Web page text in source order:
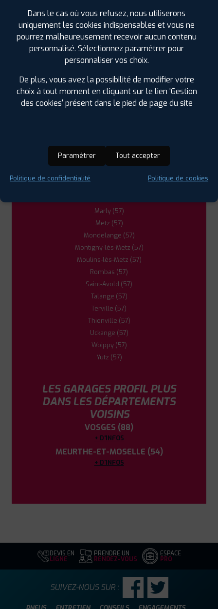
LES GARAGES PROFIL PLUS
DANS LES VILLES À PROXIMITÉ
Amnéville (57)
Creutzwald (57)
Fameck (57)
Faulquemont (57)
Hagondange (57)
Hombourg-Haut (57)
Marly (57)
Metz (57)
Mondelange (57)
Montigny-lès-Metz (57)
Moulins-lès-Metz (57)
Rombas (57)
Saint-Avold (57)
Talange (57)
Terville (57)
Thionville (57)
Uckange (57)
Woippy (57)
Yutz (57)
LES GARAGES PROFIL PLUS
DANS LES DÉPARTEMENTS
VOISINS
VOSGES (88)
+ D'INFOS
MEURTHE-ET-MOSELLE (54)
+ D'INFOS
DEVIS EN
LIGNE
PRENDRE UN
RENDEZ-VOUS
ESPACE
PRO
SUIVEZ-NOUS SUR :
Dans le cas où vous refusez, nous utiliserons
uniquement les cookies indispensables et vous ne
pourrez malheureusement recevoir aucun contenu
personnalisé. Sélectionnez paramétrer pour
personnaliser vos choix.
De plus, vous avez la possibilité de modifier votre
choix à tout moment en cliquant sur le lien 'Gestion
des cookies' présent dans le pied de page du site
Paramétrer Tout accepter
Politique de confidentialité Politique de cookies